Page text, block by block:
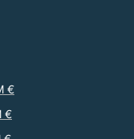
€
€